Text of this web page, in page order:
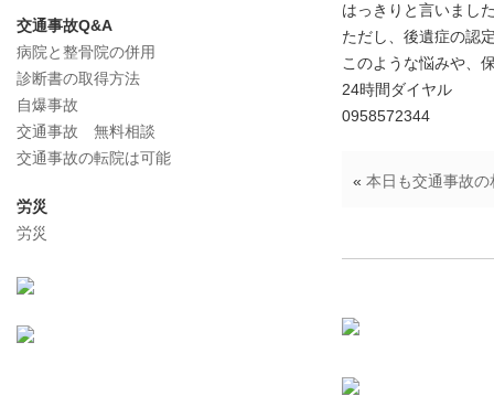
はっきりと言いまし
ただし、後遺症の認
このような悩みや、
24時間ダイヤル
0958572344
« 本日も交通事故
交通事故Q&A
病院と整骨院の併用
診断書の取得方法
自爆事故
交通事故 無料相談
交通事故の転院は可能
労災
労災